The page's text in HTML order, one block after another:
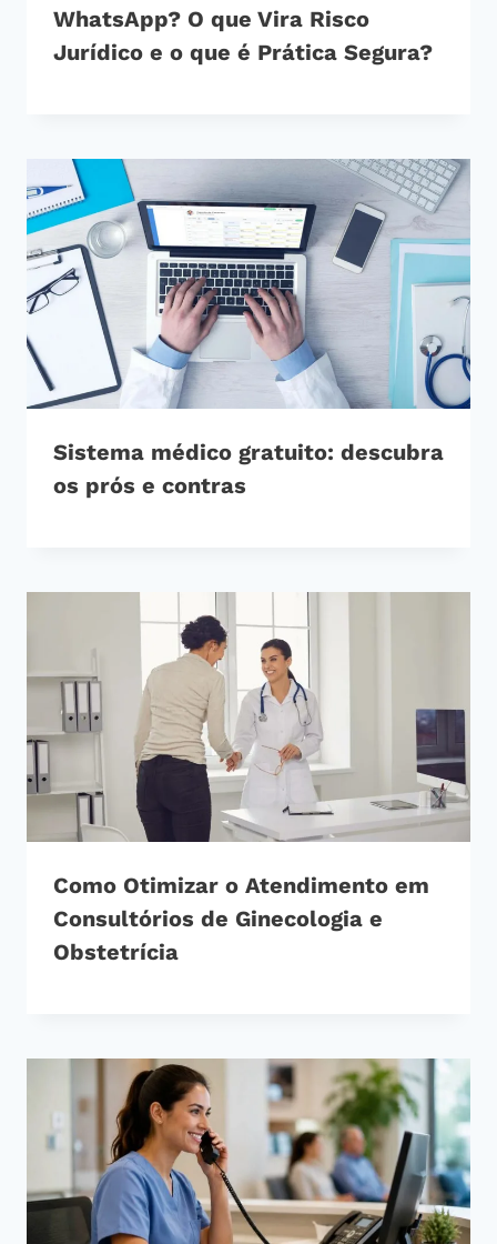
WhatsApp? O que Vira Risco
Jurídico e o que é Prática Segura?
Sistema médico gratuito: descubra
os prós e contras
Como Otimizar o Atendimento em
Consultórios de Ginecologia e
Obstetrícia